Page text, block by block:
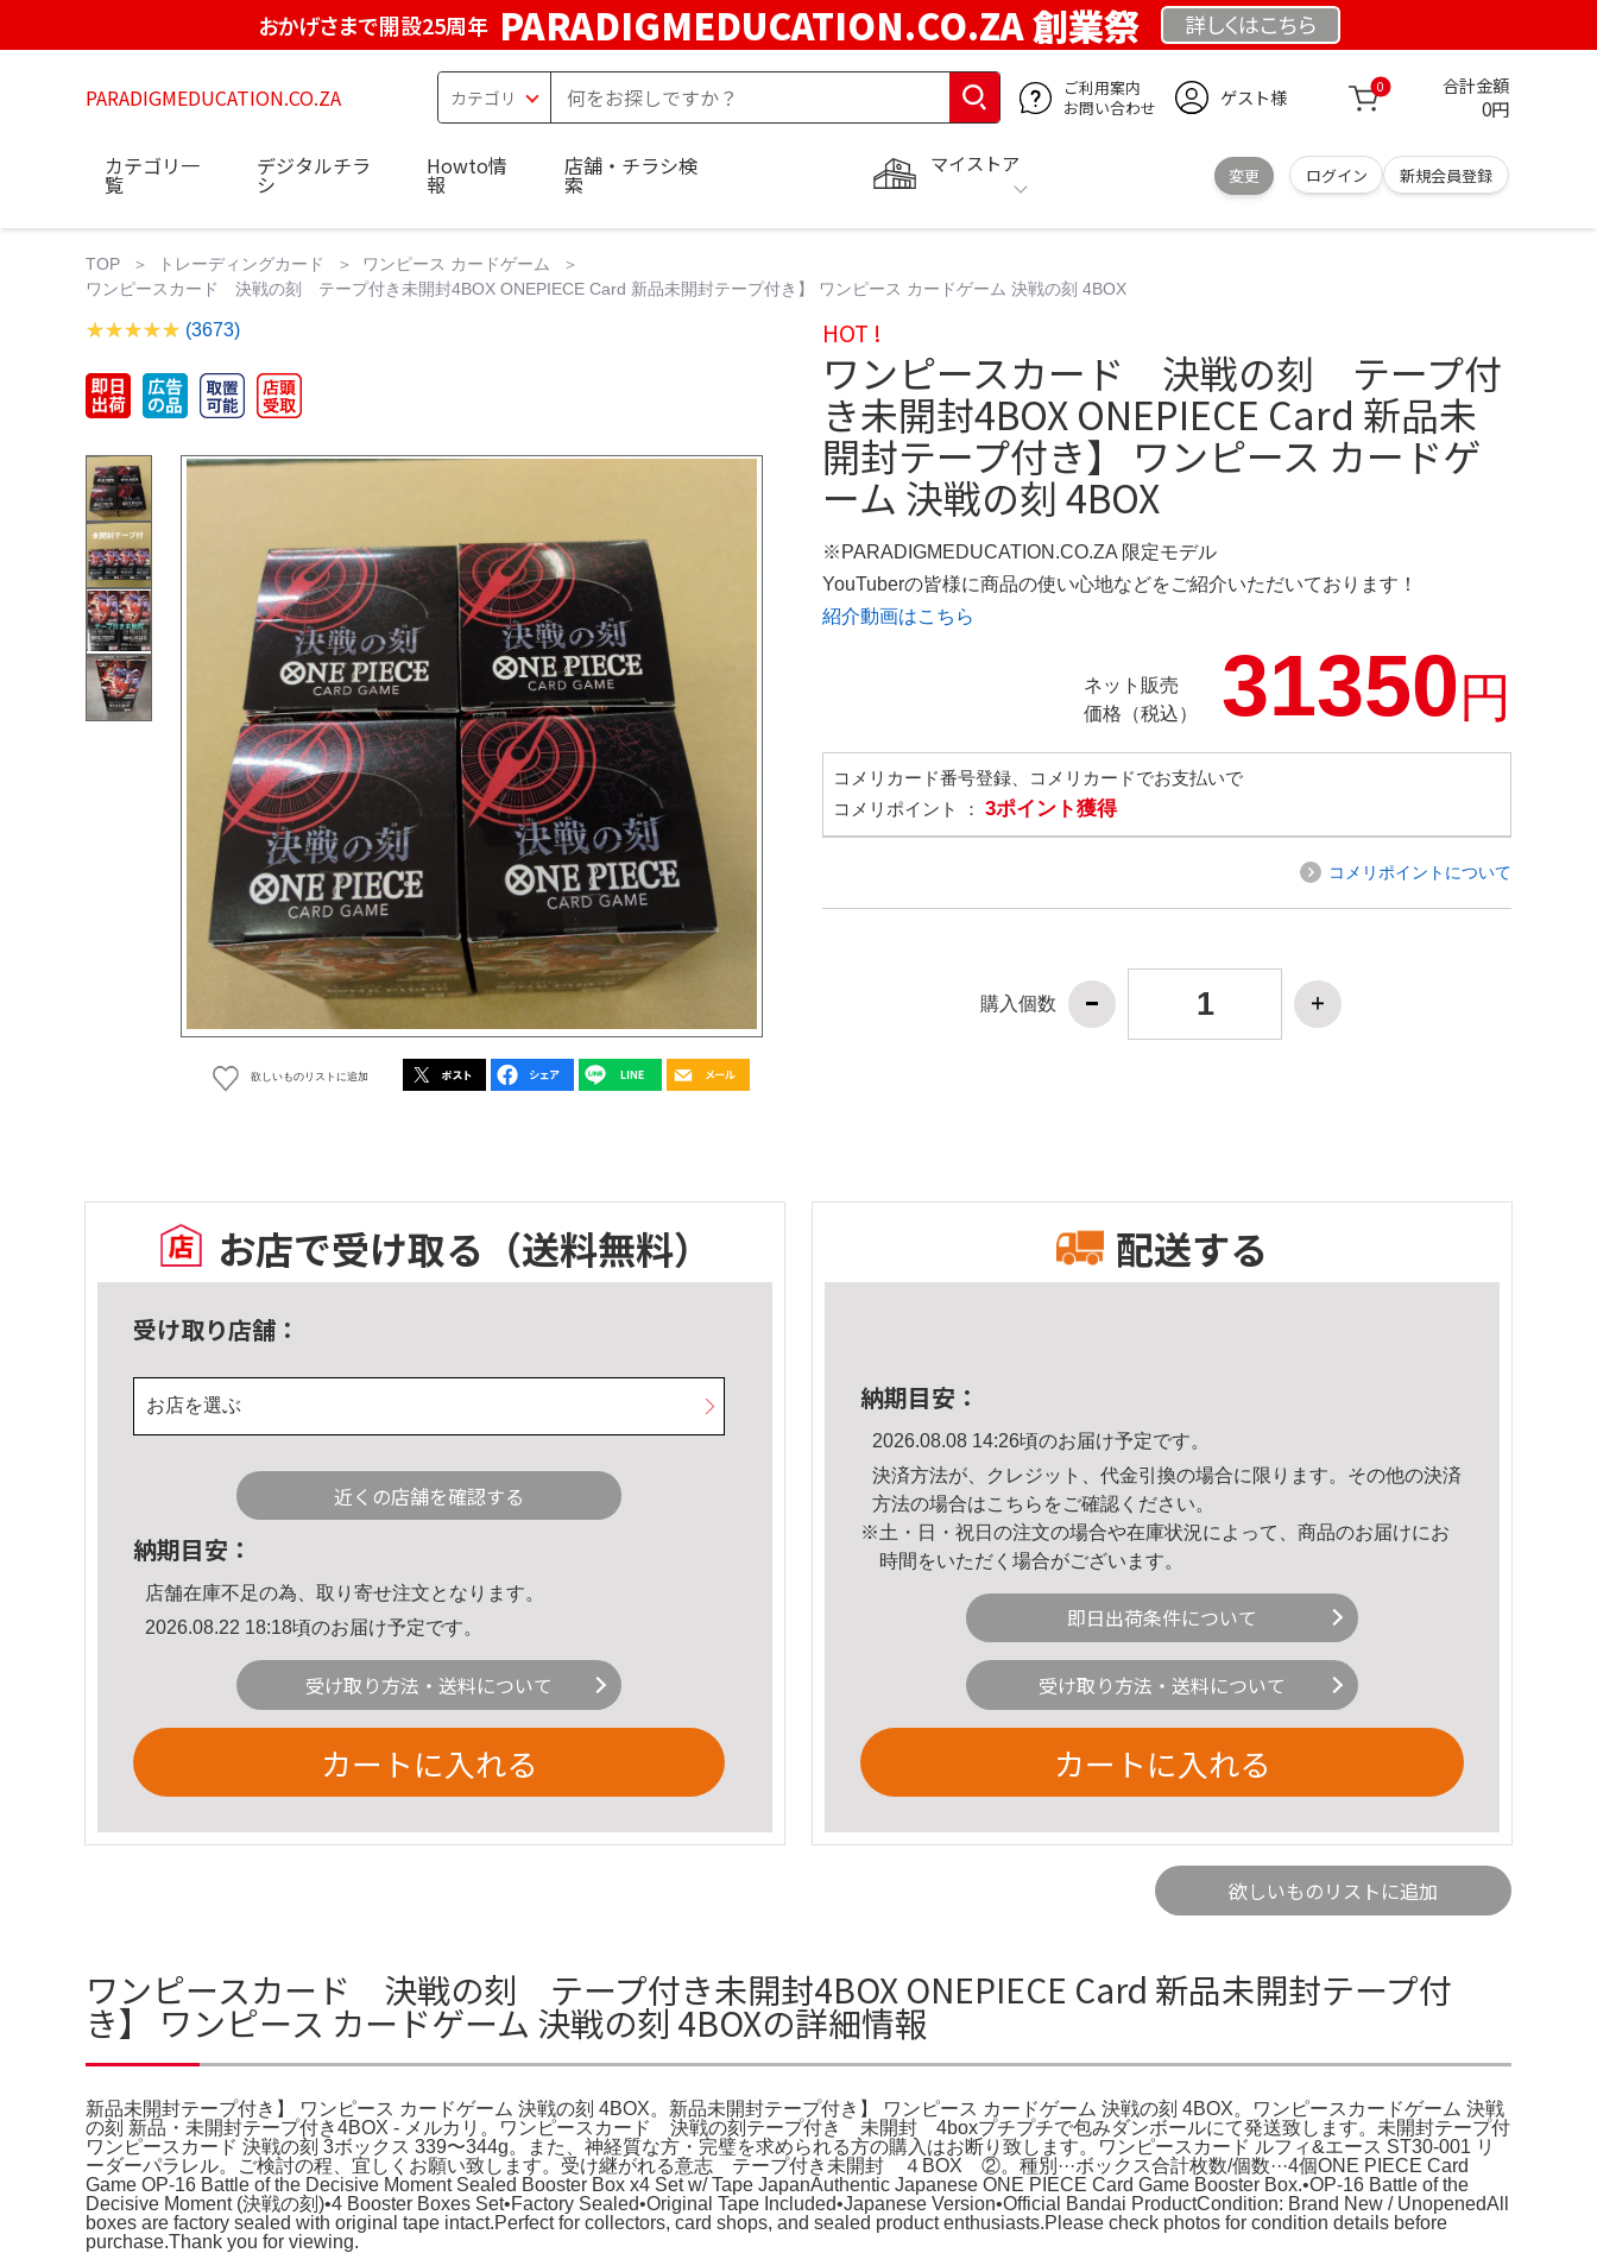
おかげさまで開設25周年 PARADIGMEDUCATION.CO.ZA 創業祭 詳しくはこちら
PARADIGMEDUCATION.CO.ZA
ご利用案内
お問い合わせ
ゲスト様 0 合計金額
0円
マイストア
変更 ログイン 新規会員登録
カテゴリ一
覧
デジタルチラ
シ
Howto情
報
店舗・チラシ検
索
TOP トレーディングカード
ワンピース カードゲーム
ワンピースカード 決戦の刻 テープ付き未開封4BOX ONEPIECE Card 新品未開封テープ付き】 ワンピース カードゲーム 決戦の刻 4BOX
(3673)
欲しいものリストに追加
HOT !
ワンピースカード 決戦の刻 テープ付
き未開封4BOX ONEPIECE Card 新品未
開封テープ付き】 ワンピース カードゲ
ーム 決戦の刻 4BOX
※PARADIGMEDUCATION.CO.ZA 限定モデル
YouTuberの皆様に商品の使い心地などをご紹介いただいております！
紹介動画はこちら
ネット販売
価格（税込）
31350円
コメリカード番号登録、コメリカードでお支払いで
コメリポイント ： 3ポイント獲得
コメリポイントについて
購入個数
お店で受け取る （送料無料）
受け取り店舗：
お店を選ぶ
近くの店舗を確認する
納期目安：
店舗在庫不足の為、取り寄せ注文となります。
2026.08.22 18:18頃のお届け予定です。
受け取り方法・送料について
カートに入れる
配送する
納期目安：
2026.08.08 14:26頃のお届け予定です。
決済方法が、クレジット、代金引換の場合に限ります。その他の決済
方法の場合はこちら をご確認ください。
※土・日・祝日の注文の場合や在庫状況によって、商品のお届けにお
時間をいただく場合がございます。
即日出荷条件について
受け取り方法・送料について
カートに入れる
欲しいものリストに追加
ワンピースカード 決戦の刻 テープ付き未開封4BOX ONEPIECE Card 新品未開封テープ付
き】 ワンピース カードゲーム 決戦の刻 4BOXの詳細情報
新品未開封テープ付き】 ワンピース カードゲーム 決戦の刻 4BOX。新品未開封テープ付き】 ワンピース カードゲーム 決戦の刻 4BOX。ワンピースカードゲーム 決戦
の刻 新品・未開封テープ付き4BOX - メルカリ。ワンピースカード 決戦の刻テープ付き 未開封 4boxプチプチで包みダンボールにて発送致します。未開封テープ付
ワンピースカード 決戦の刻 3ボックス 339〜344g。また、神経質な方・完璧を求められる方の購入はお断り致します。ワンピースカード ルフィ&エース ST30-001 リ
ーダーパラレル。ご検討の程、宜しくお願い致します。受け継がれる意志 テープ付き未開封 ４BOX ②。種別···ボックス合計枚数/個数···4個ONE PIECE Card
Game OP-16 Battle of the Decisive Moment Sealed Booster Box x4 Set w/ Tape JapanAuthentic Japanese ONE PIECE Card Game Booster Box.•OP-16 Battle of the
Decisive Moment (決戦の刻)•4 Booster Boxes Set•Factory Sealed•Original Tape Included•Japanese Version•Official Bandai ProductCondition: Brand New / UnopenedAll
boxes are factory sealed with original tape intact.Perfect for collectors, card shops, and sealed product enthusiasts.Please check photos for condition details before
purchase.Thank you for viewing.